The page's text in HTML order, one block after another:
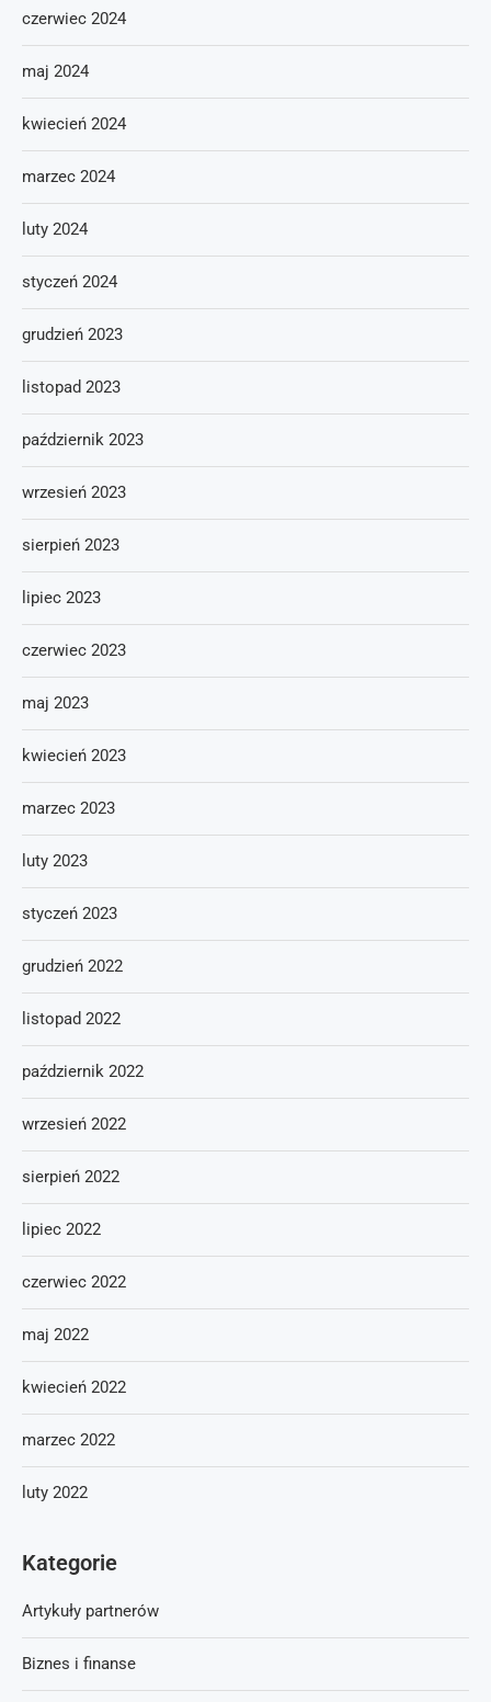
czerwiec 2024
maj 2024
kwiecień 2024
marzec 2024
luty 2024
styczeń 2024
grudzień 2023
listopad 2023
październik 2023
wrzesień 2023
sierpień 2023
lipiec 2023
czerwiec 2023
maj 2023
kwiecień 2023
marzec 2023
luty 2023
styczeń 2023
grudzień 2022
listopad 2022
październik 2022
wrzesień 2022
sierpień 2022
lipiec 2022
czerwiec 2022
maj 2022
kwiecień 2022
marzec 2022
luty 2022
Kategorie
Artykuły partnerów
Biznes i finanse